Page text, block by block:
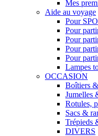
Mes
Aide au voyage
Pour
Pour
Pour
Pour
Pour
Lampes
OCCASION
Boîtiers
Jumelles
Rotules,
Sacs &
Trépieds
DIVERS